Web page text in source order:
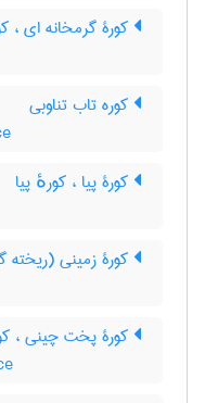
کورۀ گرمخانه ای ،
کوره تاب تناوبی
کورۀ پیا ، کورهٔ پیا
کورۀ زمینی
کورۀ پخت چینی ،